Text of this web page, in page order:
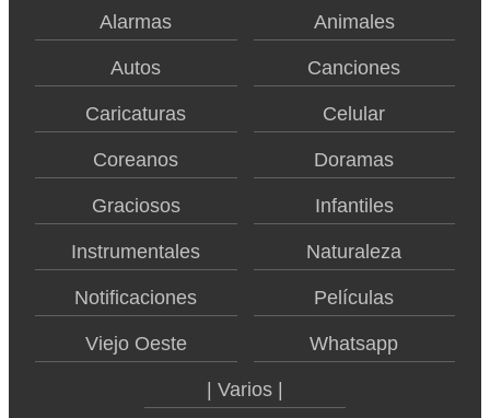
Alarmas Animales
Autos Canciones
Caricaturas Celular
Coreanos Doramas
Graciosos Infantiles
Instrumentales Naturaleza
Notificaciones Películas
Viejo Oeste Whatsapp
| Varios |